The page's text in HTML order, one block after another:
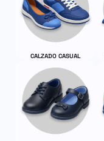
CALZADO CASUAL